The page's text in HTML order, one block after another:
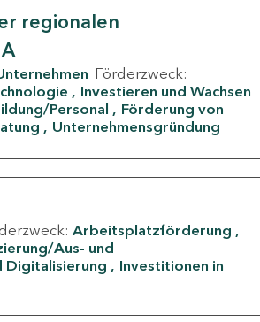
regionalen
Förderzweck:
Investieren und Wachsen
Personal
Förderung von
Unternehmensgründung
Arbeitsplatzförderung
Aus- und
Digitalisierung
Investitionen in